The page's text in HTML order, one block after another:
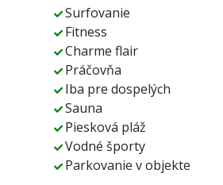
Surfovanie
Fitness
Charme flair
Práčovňa
Iba pre dospelých
Sauna
Piesková pláž
Vodné športy
Parkovanie v objekte